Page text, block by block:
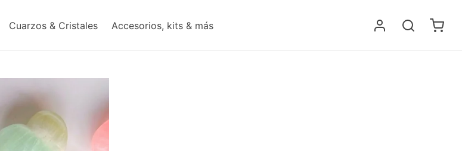
Cuarzos & Cristales Accesorios, kits & más